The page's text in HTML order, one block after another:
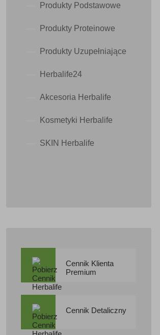
Produkty Podstawowe
Produkty Proteinowe
Produkty Uzupełniające
Herbalife24
Akcesoria Herbalife
Kosmetyki Herbalife
SKIN Herbalife
Cennik Klienta
Premium
Cennik Detaliczny